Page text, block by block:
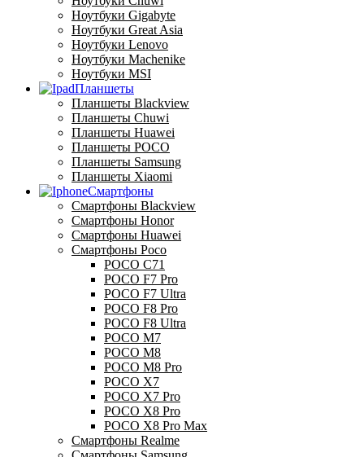
Ноутбуки Gigabyte
Ноутбуки Great Asia
Ноутбуки Lenovo
Ноутбуки Machenike
Ноутбуки MSI
Планшеты
Планшеты Blackview
Планшеты Chuwi
Планшеты Huawei
Планшеты POCO
Планшеты Samsung
Планшеты Xiaomi
Смартфоны
Смартфоны Blackview
Смартфоны Honor
Смартфоны Huawei
Смартфоны Poco
POCO C71
POCO F7 Pro
POCO F7 Ultra
POCO F8 Pro
POCO F8 Ultra
POCO M7
POCO M8
POCO M8 Pro
POCO X7
POCO X7 Pro
POCO X8 Pro
POCO X8 Pro Max
Смартфоны Realme